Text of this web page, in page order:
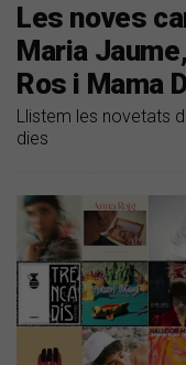
Les noves
Maria
Ros i Mama
Llistem les novetats
dies